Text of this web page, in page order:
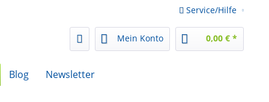
Service/Hilfe
Mein Konto 0,00 € *
Blog Newsletter